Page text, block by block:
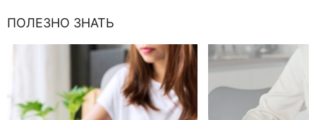
ПОЛЕЗНО ЗНАТЬ